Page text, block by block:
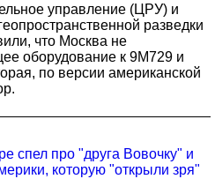
управление (ЦРУ) и
разведки
что Москва не
оборудование к 9М729 и
по версии американской
спел про "друга Вовочку" и
которую "открыли зря"